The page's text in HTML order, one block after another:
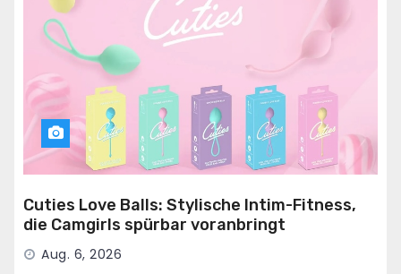
Cuties Love Balls: Stylische Intim-Fitness,
die Camgirls spürbar voranbringt
Aug. 6, 2026